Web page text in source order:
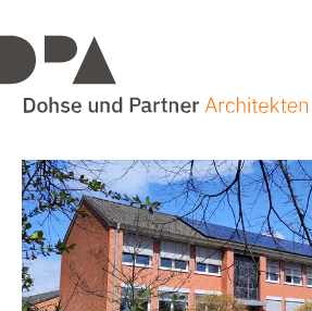
alle Projekte
Bildung / Sport
Bauen im Bestand
Kultur und Kommunales